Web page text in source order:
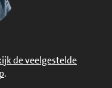
de veelgestelde
.